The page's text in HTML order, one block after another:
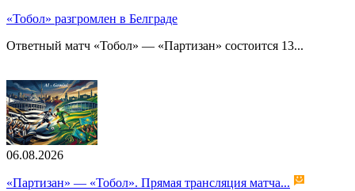
«Тобол» разгромлен в Белграде
Ответный матч «Тобол» — «Партизан» состоится 13...
06.08.2026
«Партизан» — «Тобол». Прямая трансляция матча...